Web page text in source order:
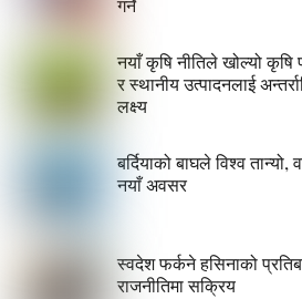
गर्ने
नयाँ कृषि नीतिले खोल्यो कृषि
र स्थानीय उत्पादनलाई
लक्ष्य
बर्दियाको बाघले विश्व तान्यो,
नयाँ अवसर
स्वदेश फर्कने हसिनाको
राजनीतिमा सक्रिय